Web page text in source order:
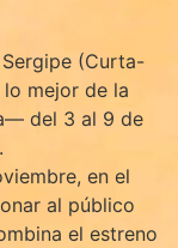
(Curta-
mejor de la
del 3 al 9 de
en el
al público
el estreno